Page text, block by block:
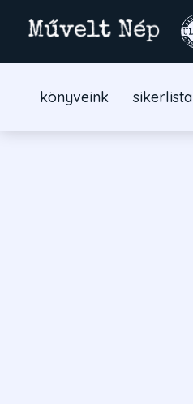
könyveink sikerlista